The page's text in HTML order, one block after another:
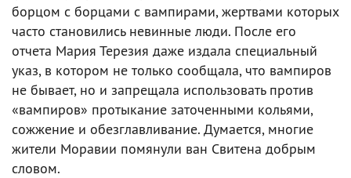
борцом с борцами с вампирами, жертвами которых
часто становились невинные люди. После его
отчета Мария Терезия даже издала специальный
указ, в котором не только сообщала, что вампиров
не бывает, но и запрещала использовать против
«вампиров» протыкание заточенными кольями,
сожжение и обезглавливание. Думается, многие
жители Моравии помянули ван Свитена добрым
словом.